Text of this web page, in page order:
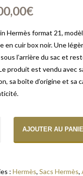
€
Hermès format 21,
en cuir box noir. Une
l’arrière du sac et
produit est vendu avec
sa boîte d’origine et sa
de Sac à Main Hermès
AJOUTER AU
:Hermès,Sacs Hermès,